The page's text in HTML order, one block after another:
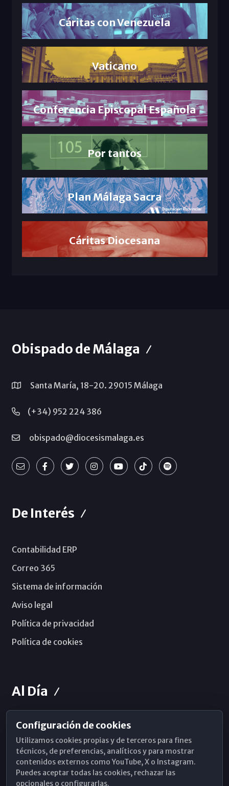
Cáritas con Venezuela
Vaticano
Conferencia Episcopal Española
Por tantos
Plan Málaga Sacra
Cáritas Diocesana
Obispado de Málaga
Santa María, 18-20. 29015 Málaga
(+34) 952 224 386
obispado@diocesismalaga.es
De Interés
Contabilidad ERP
Correo 365
Sistema de información
Aviso legal
Política de privacidad
Política de cookies
Al Día
Horarios de Misa
Hemeroteca
WhatsApp
Configuración de cookies
Utilizamos cookies propias y de terceros para fines
técnicos, de preferencias, analíticos y para mostrar
contenidos externos como YouTube, X o Instagram.
Puedes aceptar todas las cookies, rechazar las
opcionales o configurarlas.